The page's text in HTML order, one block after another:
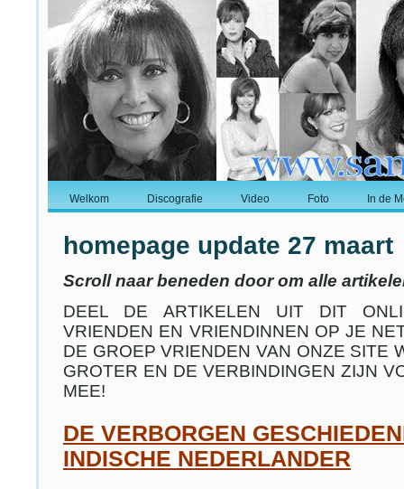
Welkom Discografie Video Foto In de
homepage update 27 maart
Scroll naar beneden door om alle
DEEL DE ARTIKELEN UIT DIT
VRIENDEN EN VRIENDINNEN OP JE
DE GROEP VRIENDEN VAN ONZE SITE
GROTER EN DE VERBINDINGEN ZIJN
MEE!
DE VERBORGEN
INDISCHE NEDERLANDER